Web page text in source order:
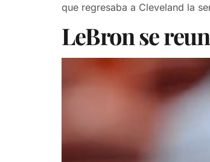
que regresaba a Cleveland la
LeBron se